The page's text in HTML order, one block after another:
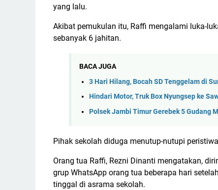
yang lalu.
Akibat pemukulan itu, Raffi mengalami luka-
sebanyak 6 jahitan.
BACA JUGA
3 Hari Hilang, Bocah SD Tenggelam di
Hindari Motor, Truk Box Nyungsep ke
Polsek Jambi Timur Gerebek 5 Gudang
Pihak sekolah diduga menutup-nutupi
Orang tua Raffi, Rezni Dinanti mengatakan,
grup WhatsApp orang tua beberapa hari
tinggal di asrama sekolah.